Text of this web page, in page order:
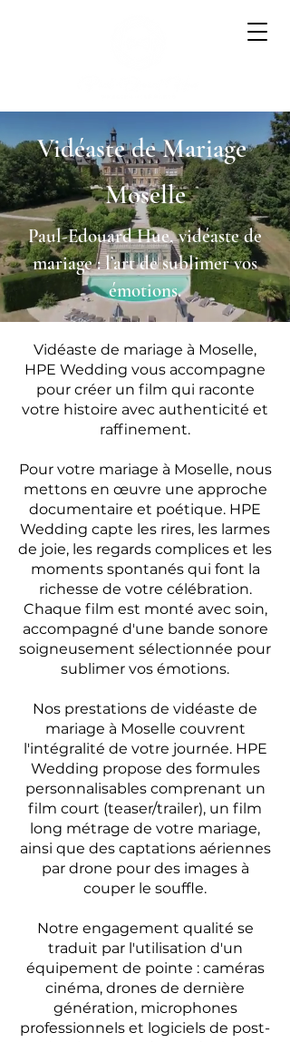
Vidéaste de Mariage
Moselle
Paul-Edouard Hue, vidéaste de
mariage : l’art de sublimer vos
émotions.
Vidéaste de mariage à Moselle,
HPE Wedding vous accompagne
pour créer un film qui raconte
votre histoire avec authenticité et
raffinement.
Pour votre mariage à Moselle, nous
mettons en œuvre une approche
documentaire et poétique. HPE
Wedding capte les rires, les larmes
de joie, les regards complices et les
moments spontanés qui font la
richesse de votre célébration.
Chaque film est monté avec soin,
accompagné d'une bande sonore
soigneusement sélectionnée pour
sublimer vos émotions.
Nos prestations de vidéaste de
mariage à Moselle couvrent
l'intégralité de votre journée. HPE
Wedding propose des formules
personnalisables comprenant un
film court (teaser/trailer), un film
long métrage de votre mariage,
ainsi que des captations aériennes
par drone pour des images à
couper le souffle.
Notre engagement qualité se
traduit par l'utilisation d'un
équipement de pointe : caméras
cinéma, drones de dernière
génération, microphones
professionnels et logiciels de post-